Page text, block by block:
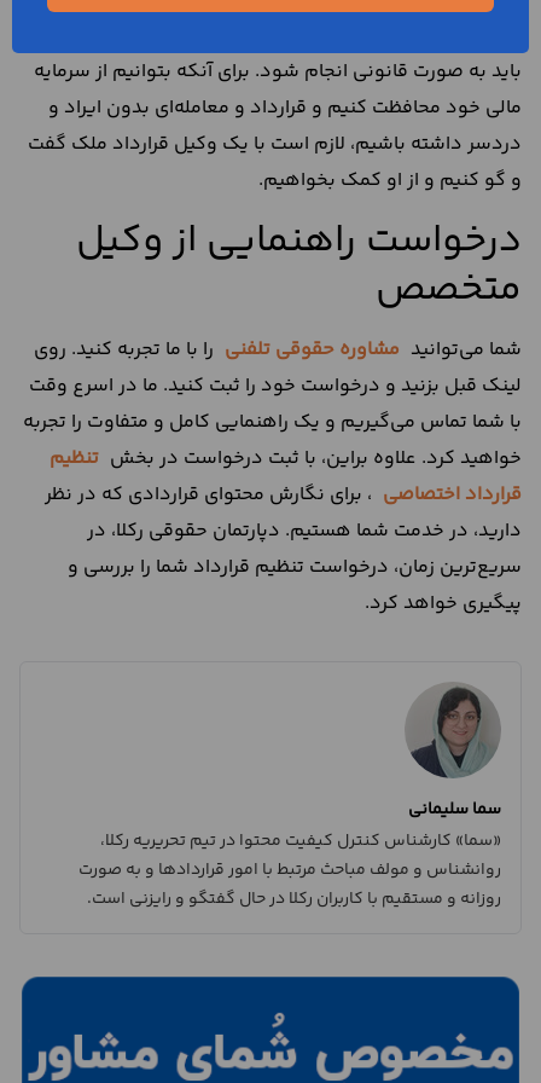
باید به صورت قانونی انجام شود. برای آنکه بتوانیم از سرمایه
مالی خود محافظت کنیم و قرارداد و معامله‌ای بدون ایراد و
دردسر داشته باشیم، لازم است با یک وکیل قرارداد ملک گفت
و گو کنیم و از او کمک بخواهیم.
درخواست راهنمایی از وکیل
متخصص
شما می‌توانید مشاوره حقوقی تلفنی را با ما تجربه کنید. روی
لینک قبل بزنید و درخواست خود را ثبت کنید. ما در اسرع وقت
با شما تماس می‌گیریم و یک راهنمایی کامل و متفاوت را تجربه
خواهید کرد. علاوه براین، با ثبت درخواست در بخش تنظیم
قرارداد اختصاصی ، برای نگارش محتوای قراردادی که در نظر
دارید، در خدمت شما هستیم. دپارتمان حقوقی رکلا، در
سریع‌ترین زمان، درخواست تنظیم قرارداد شما را بررسی و
پیگیری خواهد کرد.
سما سلیمانی
«سما» کارشناس کنترل کیفیت محتوا در تیم تحریریه رکلا،
روانشناس و مولف مباحث مرتبط با امور قراردادها و به صورت
روزانه و مستقیم با کاربران رکلا در حال گفتگو و رایزنی است.